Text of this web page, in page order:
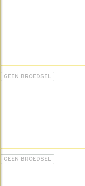
GEEN BROEDSEL
GEEN BROEDSEL